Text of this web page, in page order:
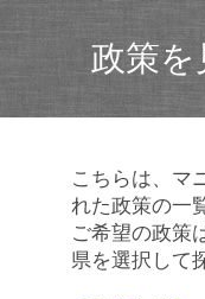
政策を
こちらは、マ
れた政策の一
ご希望の政策
県を選択して